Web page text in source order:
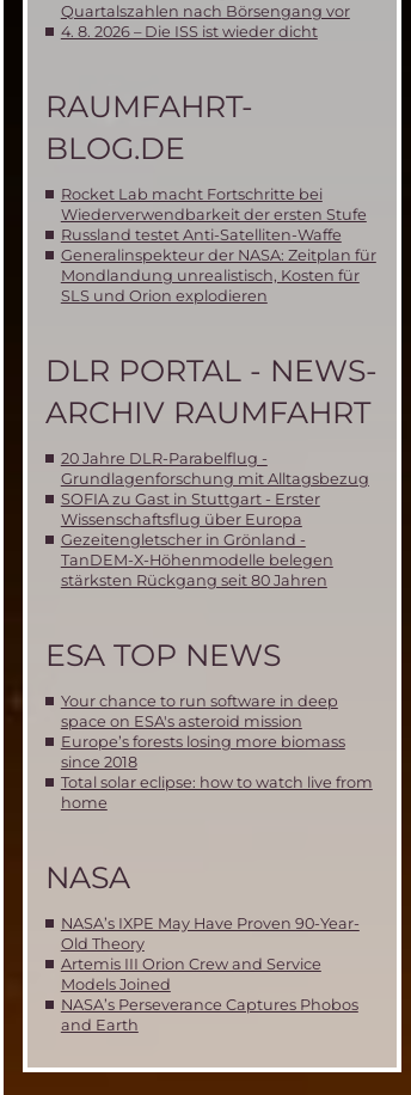
Quartalszahlen nach Börsengang vor
4. 8. 2026 – Die ISS ist wieder dicht
RAUMFAHRT-
BLOG.DE
Rocket Lab macht Fortschritte bei
Wiederverwendbarkeit der ersten Stufe
Russland testet Anti-Satelliten-Waffe
Generalinspekteur der NASA: Zeitplan für
Mondlandung unrealistisch, Kosten für
SLS und Orion explodieren
DLR PORTAL - NEWS-
ARCHIV RAUMFAHRT
20 Jahre DLR-Parabelflug -
Grundlagenforschung mit Alltagsbezug
SOFIA zu Gast in Stuttgart - Erster
Wissenschaftsflug über Europa
Gezeitengletscher in Grönland -
TanDEM-X-Höhenmodelle belegen
stärksten Rückgang seit 80 Jahren
ESA TOP NEWS
Your chance to run software in deep
space on ESA's asteroid mission
Europe’s forests losing more biomass
since 2018
Total solar eclipse: how to watch live from
home
NASA
NASA’s IXPE May Have Proven 90-Year-
Old Theory
Artemis III Orion Crew and Service
Models Joined
NASA’s Perseverance Captures Phobos
and Earth